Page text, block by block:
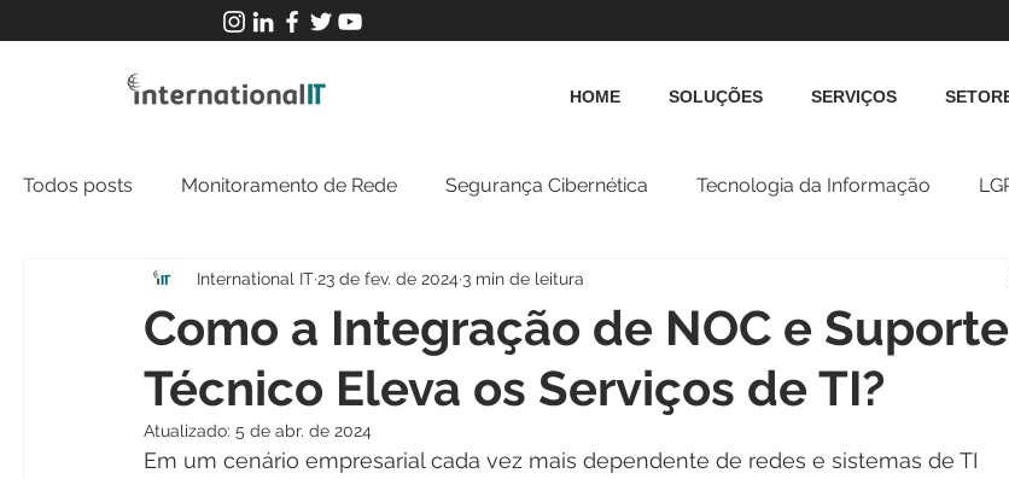
HOME SOLUÇÕES SERVIÇOS
Todos posts Monitoramento de Rede Segurança Cibernética Tecnologia da Informação
NOC Tecnologia Operacional
Como a Integração de NOC e Suporte
Técnico Eleva os Serviços de TI?
International IT23 de fev. de 2024 3 min de leitura
Atualizado: 5 de abr. de 2024
Em um cenário empresarial cada vez mais dependente de redes e sistemas de TI